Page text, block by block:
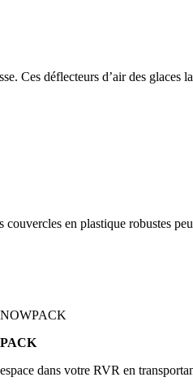
Ces déflecteurs d’air des
en plastique robustes
dans votre RVR en